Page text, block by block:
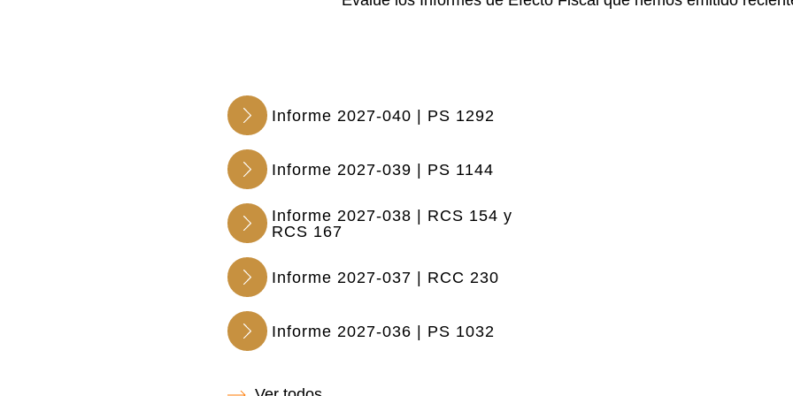
Informe 2027-040 | PS 1292
Informe 2027-039 | PS 1144
Informe 2027-038 | RCS 154 y
RCS 167
Informe 2027-037 | RCC 230
Informe 2027-036 | PS 1032